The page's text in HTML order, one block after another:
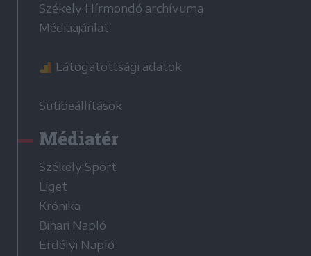
Székely Hírmondó archívuma
Médiaajánlat
Látogatottsági adatok
Sütibeállítások
Médiatér
Székely Sport
Liget
Krónika
Bihari Napló
Erdélyi Napló